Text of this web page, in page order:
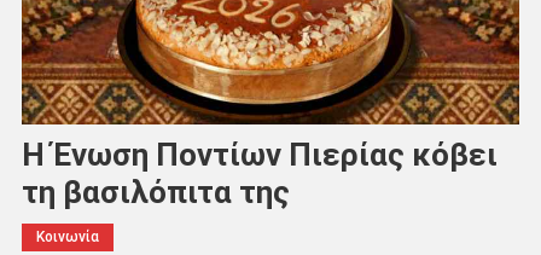
Η Ένωση Ποντίων Πιερίας κόβει
τη βασιλόπιτα της
Κοινωνία